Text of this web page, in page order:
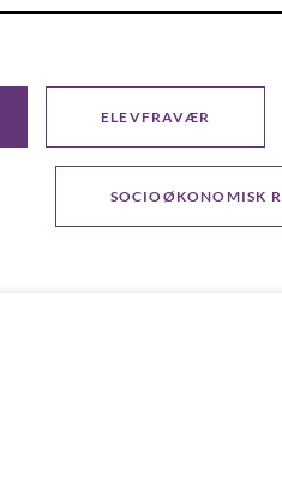
ELEVFRAVÆR
SOCIOØKONOMISK